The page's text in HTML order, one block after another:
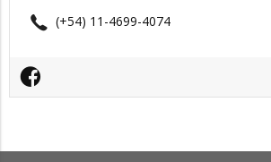
(+54) 11-4699-4074